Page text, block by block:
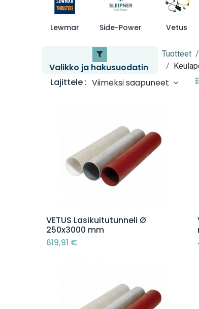
Lewmar Side-Power Vetus
Valikko ja hakusuodatin
Tuotteet
Lajittele : Viimeksi saapuneet
Lisää ostoskoriin
VETUS Lasikuitutunneli Ø
250x3000 mm
619,91 €